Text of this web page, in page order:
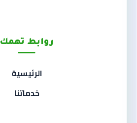
روابط تهمك
الرئيسية
خدماتنا